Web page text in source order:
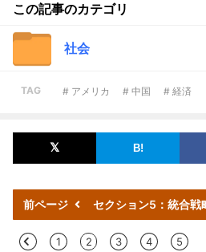
この記事のカテゴリ
社会
TAG # アメリカ # 中国 # 経済
前ページ セクション5：統合戦
< 1 2 3 4 5